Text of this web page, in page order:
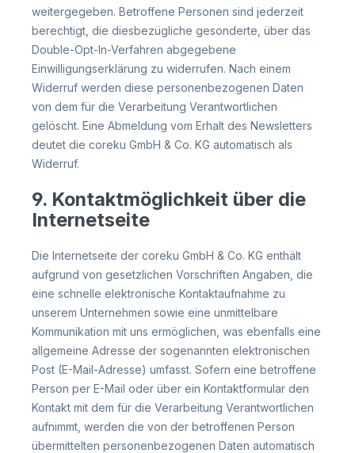
weitergegeben. Betroffene Personen sind jederzeit
berechtigt, die diesbezügliche gesonderte, über das
Double-Opt-In-Verfahren abgegebene
Einwilligungserklärung zu widerrufen. Nach einem
Widerruf werden diese personenbezogenen Daten
von dem für die Verarbeitung Verantwortlichen
gelöscht. Eine Abmeldung vom Erhalt des Newsletters
deutet die coreku GmbH & Co. KG automatisch als
Widerruf.
9. Kontaktmöglichkeit über die
Internetseite
Die Internetseite der coreku GmbH & Co. KG enthält
aufgrund von gesetzlichen Vorschriften Angaben, die
eine schnelle elektronische Kontaktaufnahme zu
unserem Unternehmen sowie eine unmittelbare
Kommunikation mit uns ermöglichen, was ebenfalls eine
allgemeine Adresse der sogenannten elektronischen
Post (E-Mail-Adresse) umfasst. Sofern eine betroffene
Person per E-Mail oder über ein Kontaktformular den
Kontakt mit dem für die Verarbeitung Verantwortlichen
aufnimmt, werden die von der betroffenen Person
übermittelten personenbezogenen Daten automatisch